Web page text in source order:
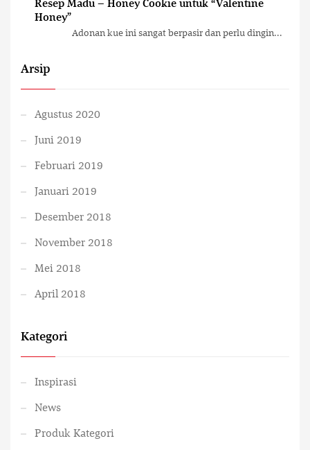
Honey”
Adonan kue ini sangat berpasir dan perlu dingin...
Arsip
Agustus 2020
Juni 2019
Februari 2019
Januari 2019
Desember 2018
November 2018
Mei 2018
April 2018
Kategori
Inspirasi
News
Produk Kategori